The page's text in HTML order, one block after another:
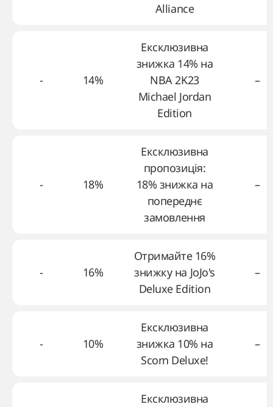
Alliance
- 14%
Ексклюзивна
знижка 14% на
NBA 2K23
Michael Jordan
Edition
–
- 18%
Ексклюзивна
пропозиція:
18% знижка на
попереднє
замовлення
–
- 16%
Отримайте 16%
знижку на JoJo's
Deluxe Edition
–
- 10%
Ексклюзивна
знижка 10% на
Scorn Deluxe!
–
Ексклюзивна